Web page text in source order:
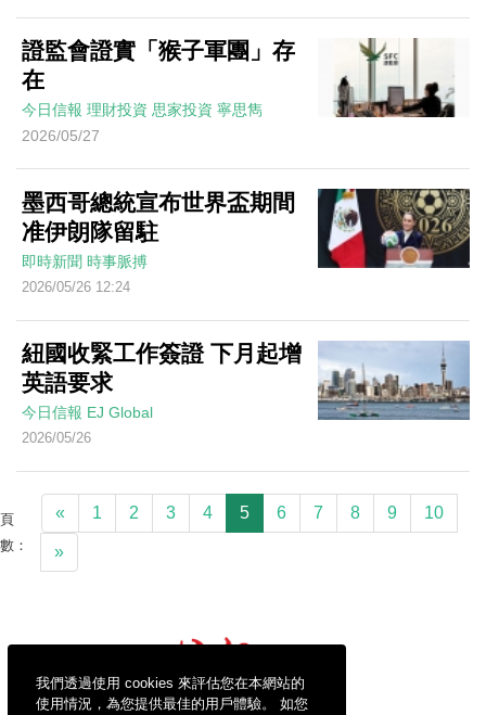
我們透過使用 cookies 來評估您在本網站的
使用情況，為您提供最佳的用戶體驗。 如您
證監會證實「猴子軍團」存
在
今日信報 理財投資 思家投資 寧思雋
2026/05/27
墨西哥總統宣布世界盃期間
准伊朗隊留駐
即時新聞 時事脈搏
2026/05/26 12:24
紐國收緊工作簽證 下月起增
英語要求
今日信報 EJ Global
2026/05/26
頁
數：
« 1 2 3 4 5 6 7 8 9 10
»